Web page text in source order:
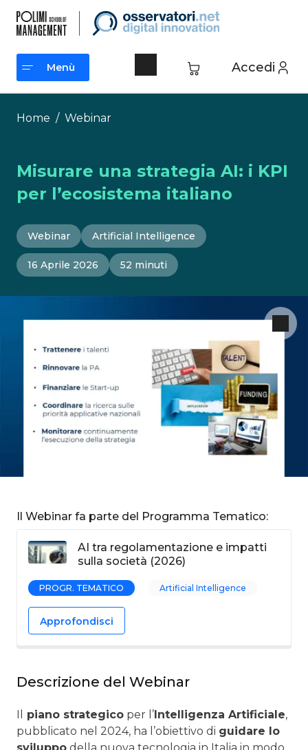
contenuto
Accedi
Menù
Menù
Home / Webinar
Misurare una strategia AI: i KPI
per l’ecosistema italiano
Webinar Artificial Intelligence
16 Aprile 2026 52 minuti
Il Webinar fa parte del Programma Tematico:
AI tra regolamentazione e impatti
sulla società (2026)
PROGR. TEMATICO Artificial Intelligence
Approfondisci
Descrizione del Webinar
piano strategico per l’ Intelligenza Artificiale,
pubblicato nel 2024, ha l’obiettivo di guidare lo